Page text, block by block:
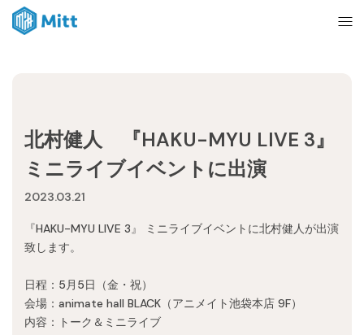
News
mitt management
北村健人 『HAKU-MYU LIVE 3』
ミニライブイベントに出演
2023.03.21
『HAKU-MYU LIVE 3』 ミニライブイベントに北村健人が出演
致します。
日程：5月5日（金・祝）
会場：animate hall BLACK（アニメイト池袋本店 9F）
内容：トーク＆ミニライブ